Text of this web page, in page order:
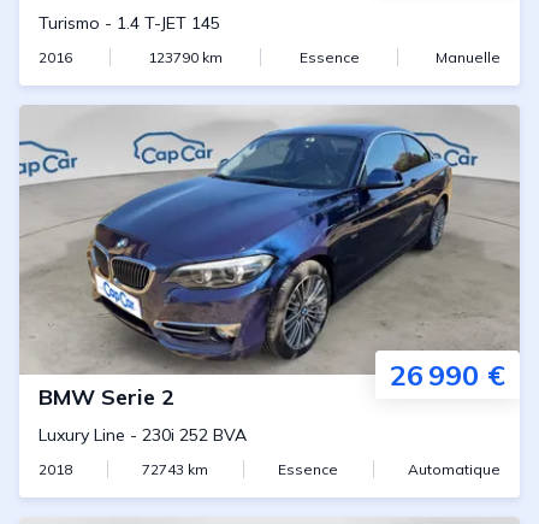
Turismo - 1.4 T-JET 145
2016 123790 km Essence Manuelle
26 990 €
BMW Serie 2
Luxury Line - 230i 252 BVA
2018 72743 km Essence Automatique